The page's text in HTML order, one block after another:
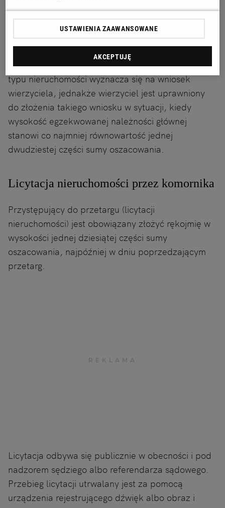
Wyjątek stanowi sprzedaż lokalu mieszkalnego lub
nieruchomości gruntowej zabudowanej budynkiem
mieszkaniowych dłużnika. Termin licytacji tego
typu nieruchomości wyznacza się na wniosek
wierzyciela, jednakże wierzyciel jest uprawniony
do złożenia takiego wniosku w sytuacji, kiedy
wysokość egzekwowanej należności głównej
stanowi co najmniej równowartość jednej
dwudziestej części sumy oszacowania.
Licytacja nieruchomości przez komornika
Przystępujący do przetargu (licytacji
nieruchomości) jest obowiązany złożyć rękojmię w
wysokości jednej dziesiątej części sumy
oszacowania, najpóźniej w dniu poprzedzającym
przetarg.
Licytacja odbywa się publicznie w obecności i pod
nadzorem sędziego albo referendarza sądowego.
Przebieg licytacji utrwalany jest za pomocą
urządzenia rejestrującego dźwięk albo obraz i
USTAWIENIA ZAAWANSOWANE
AKCEPTUJĘ